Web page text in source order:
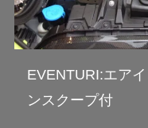
EVENTURI:エア
ンスクープ付